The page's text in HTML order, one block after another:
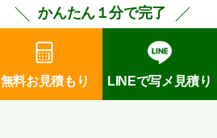
かんたん１分で完了
無料お見積もり LINEで写メ見積り